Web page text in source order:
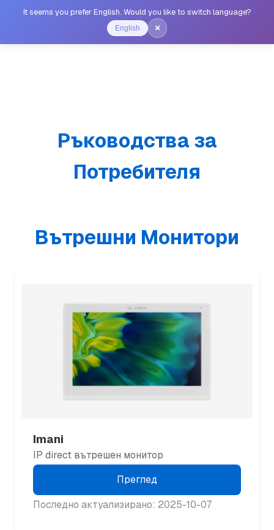
It seems you prefer English. Would you like to switch language?
English ×
Ръководства за
Потребителя
Вътрешни Монитори
Imani
IP direct вътрешен монитор
Преглед
Последно актуализирано: 2025-10-07